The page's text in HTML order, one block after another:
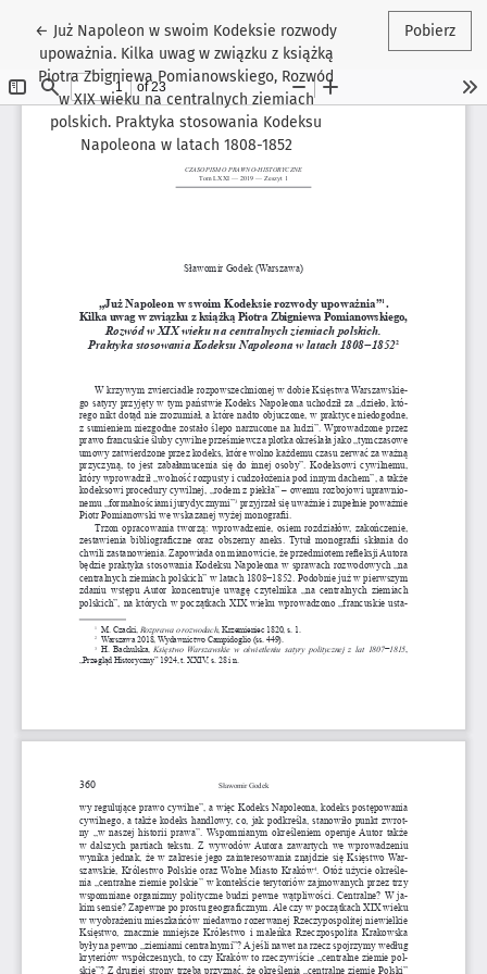
← Wróć do szczegółów artykułu
Już Napoleon w swoim Kodeksie rozwody
upoważnia. Kilka uwag w związku z książką
Piotra Zbigniewa Pomianowskiego, Rozwód
w XIX wieku na centralnych ziemiach
polskich. Praktyka stosowania Kodeksu
Napoleona w latach 1808-1852
Pobierz